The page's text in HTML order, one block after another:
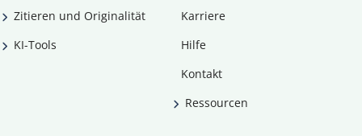
Zitieren und Originalität
KI-Tools
Karriere
Hilfe
Kontakt
Ressourcen